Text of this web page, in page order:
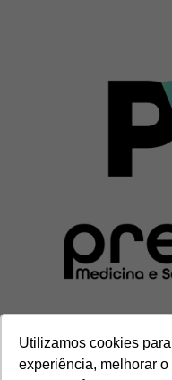
Utilizamos cookies
experiência, melhorar
CENTRAL DE